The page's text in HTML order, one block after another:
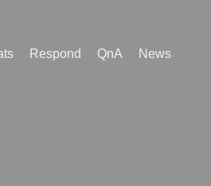
Respond QnA News